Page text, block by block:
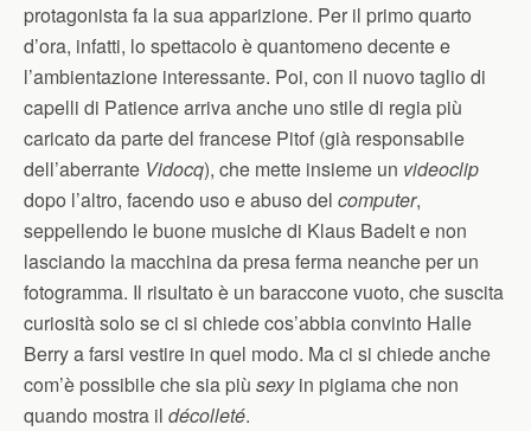
protagonista fa la sua apparizione. Per il primo quarto
d’ora, infatti, lo spettacolo è quantomeno decente e
l’ambientazione interessante. Poi, con il nuovo taglio di
capelli di Patience arriva anche uno stile di regia più
caricato da parte del francese Pitof (già responsabile
dell’aberrante Vidocq), che mette insieme un videoclip
dopo l’altro, facendo uso e abuso del computer,
seppellendo le buone musiche di Klaus Badelt e non
lasciando la macchina da presa ferma neanche per un
fotogramma. Il risultato è un baraccone vuoto, che suscita
curiosità solo se ci si chiede cos’abbia convinto Halle
Berry a farsi vestire in quel modo. Ma ci si chiede anche
com’è possibile che sia più sexyin pigiama che non
quando mostra il décolleté.